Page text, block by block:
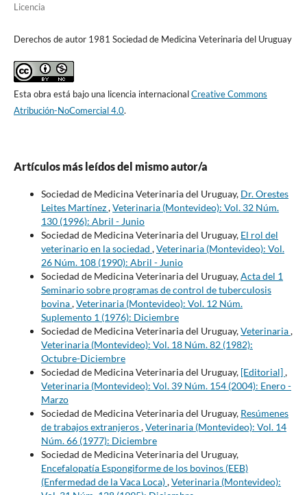
Licencia
Derechos de autor 1981 Sociedad de Medicina Veterinaria del Uruguay
Esta obra está bajo una licencia internacionalCreative Commons
Atribución-NoComercial 4.0.
Artículos más leídos del mismo autor/a
Sociedad de Medicina Veterinaria del Uruguay, Dr. Orestes
Leites Martínez,Veterinaria (Montevideo): Vol. 32 Núm.
130 (1996): Abril - Junio
Sociedad de Medicina Veterinaria del Uruguay, El rol del
veterinario en la sociedad ,Veterinaria (Montevideo): Vol.
26 Núm. 108 (1990): Abril - Junio
Sociedad de Medicina Veterinaria del Uruguay,Acta del 1
Seminario sobre programas de control de tuberculosis
bovina,Veterinaria (Montevideo): Vol. 12 Núm.
Suplemento 1 (1976): Diciembre
Sociedad de Medicina Veterinaria del Uruguay,Veterinaria,
Veterinaria (Montevideo): Vol. 18 Núm. 82 (1982):
Octubre-Diciembre
Sociedad de Medicina Veterinaria del Uruguay, [Editorial],
Veterinaria (Montevideo): Vol. 39 Núm. 154 (2004): Enero -
Marzo
Sociedad de Medicina Veterinaria del Uruguay, Resúmenes
de trabajos extranjeros,Veterinaria (Montevideo): Vol. 14
Núm. 66 (1977): Diciembre
Sociedad de Medicina Veterinaria del Uruguay,
Encefalopatía Espongiforme de los bovinos (EEB)
(Enfermedad de la Vaca Loca),Veterinaria (Montevideo):